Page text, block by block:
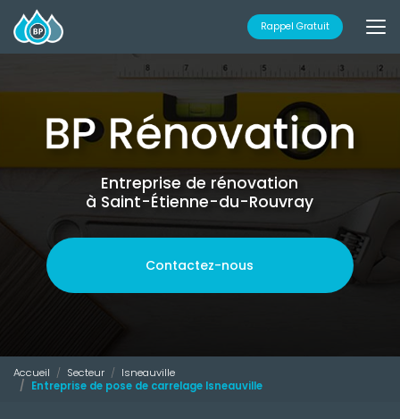
au
contenu
principal
Rappel Gratuit
Entreprise de rénovation
à Saint-Étienne-du-Rouvray
Contactez-nous
Accueil Secteur
Isneauville
Entreprise de pose de carrelage Isneauville